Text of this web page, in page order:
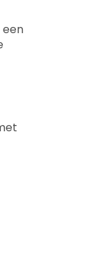
een